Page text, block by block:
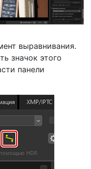
выравнивания.
значок этого
панели